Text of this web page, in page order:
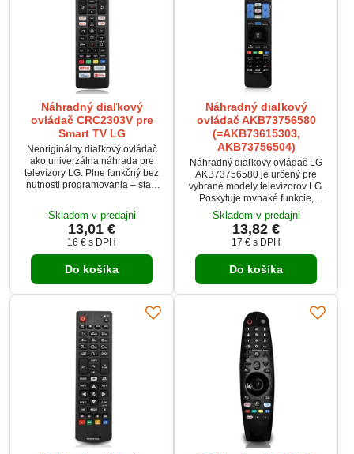
Náhradný diaľkový
ovládač CRC2303V pre
Smart TV LG
Neoriginálny diaľkový ovládač
ako univerzálna náhrada pre
televízory LG. Plne funkčný bez
nutnosti programovania – stačí
viacerými modelmi TV (zoznam
nižšie).
Skladom v predajni
13,01 €
16 € s DPH
Do košíka
Náhradný diaľkový
ovládač AKB73756580
(=AKB73615303,
AKB73756504)
Náhradný diaľkový ovládač LG
AKB73756580 je určený pre
vybrané modely televízorov LG.
Poskytuje rovnaké funkcie,
rozloženie tlačidiel a ovládanie
ako originál. Nevyžaduje žiadne
programovanie – stačí vložiť
batérie a je pripravený na
použitie. Ideálna náhrada pri
strate alebo poškodení
Skladom v predajni
13,82 €
17 € s DPH
Do košíka